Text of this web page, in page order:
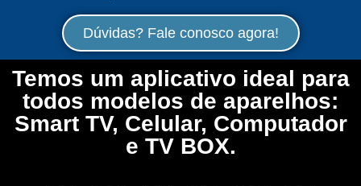
Dúvidas? Fale conosco agora!
Temos um aplicativo ideal para
todos modelos de aparelhos:
Smart TV, Celular, Computador
e TV BOX.